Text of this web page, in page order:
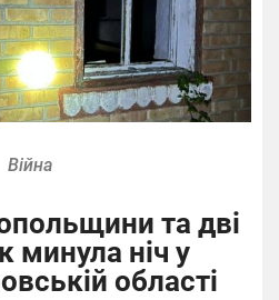
Війна
та дві
минула ніч у
області